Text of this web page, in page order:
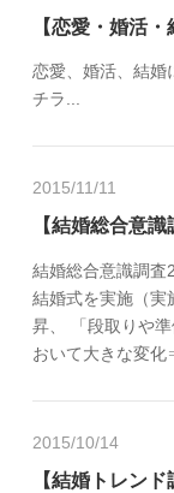
【恋愛・婚活
恋愛、婚活、結婚
チラ...
2015/11/11
【結婚総合意
結婚総合意識調
結婚式を実施（実
昇、 「段取りや
おいて大きな変化
2015/10/14
【結婚トレン